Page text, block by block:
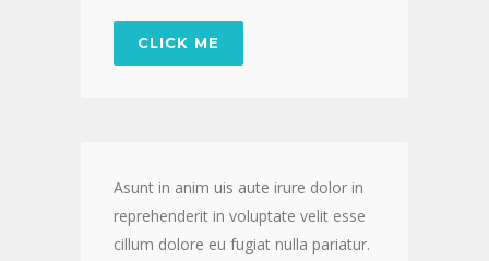
CLICK ME
Asunt in anim uis aute irure dolor in
reprehenderit in voluptate velit esse
cillum dolore eu fugiat nulla pariatur.